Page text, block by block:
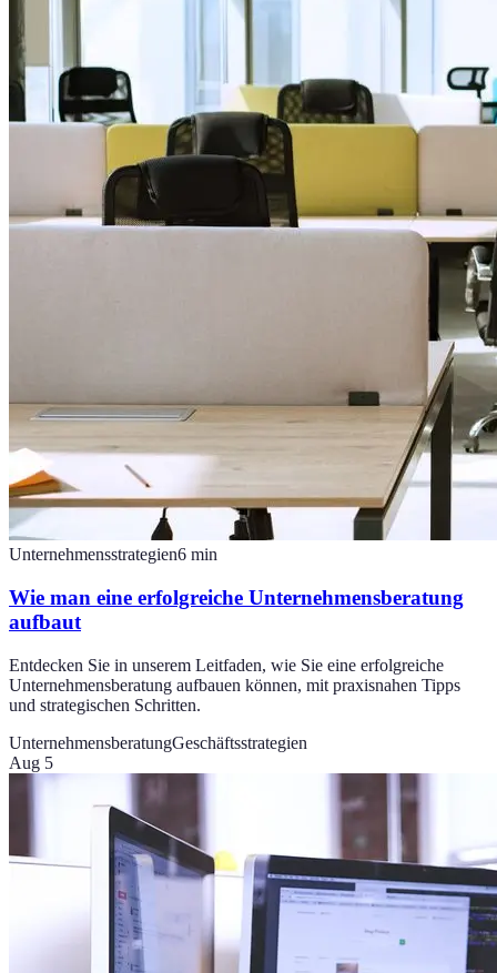
Unternehmensstrategien6 min
Wie man eine erfolgreiche Unternehmensberatung
aufbaut
Entdecken Sie in unserem Leitfaden, wie Sie eine erfolgreiche
Unternehmensberatung aufbauen können, mit praxisnahen Tipps
und strategischen Schritten.
UnternehmensberatungGeschäftsstrategien
Aug 5